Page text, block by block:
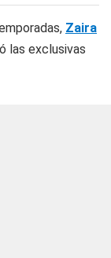
Zaira
las exclusivas